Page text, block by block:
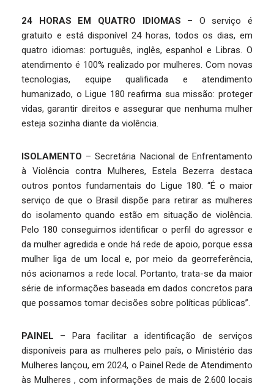
24 HORAS EM QUATRO IDIOMAS – O serviço é
gratuito e está disponível 24 horas, todos os dias, em
quatro idiomas: português, inglês, espanhol e Libras. O
atendimento é 100% realizado por mulheres. Com novas
tecnologias, equipe qualificada e atendimento
humanizado, o Ligue 180 reafirma sua missão: proteger
vidas, garantir direitos e assegurar que nenhuma mulher
esteja sozinha diante da violência.
ISOLAMENTO – Secretária Nacional de Enfrentamento
à Violência contra Mulheres, Estela Bezerra destaca
outros pontos fundamentais do Ligue 180. “É o maior
serviço de que o Brasil dispõe para retirar as mulheres
do isolamento quando estão em situação de violência.
Pelo 180 conseguimos identificar o perfil do agressor e
da mulher agredida e onde há rede de apoio, porque essa
mulher liga de um local e, por meio da georreferência,
nós acionamos a rede local. Portanto, trata-se da maior
série de informações baseada em dados concretos para
que possamos tomar decisões sobre políticas públicas”.
PAINEL – Para facilitar a identificação de serviços
disponíveis para as mulheres pelo país, o Ministério das
Mulheres lançou, em 2024, o Painel Rede de Atendimento
às Mulheres , com informações de mais de 2.600 locais